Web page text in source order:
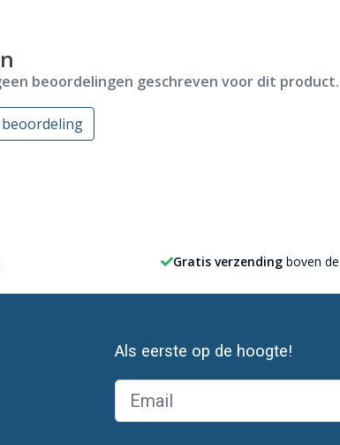
beoordelingen geschreven voor dit
Gratis verzending boven
Als eerste op de hoogte!